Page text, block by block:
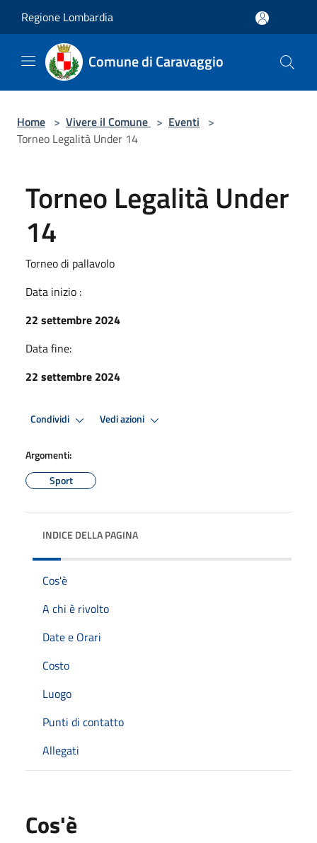
Regione Lombardia
Comune di Caravaggio
Home > Vivere il Comune > Eventi >
Torneo Legalità Under 14
Torneo Legalità Under
14
Torneo di pallavolo
Data inizio :
22 settembre 2024
Data fine:
22 settembre 2024
Condividi Vedi azioni
Argomenti:
Sport
INDICE DELLA PAGINA
Cos'è
A chi è rivolto
Date e Orari
Costo
Luogo
Punti di contatto
Allegati
Cos'è